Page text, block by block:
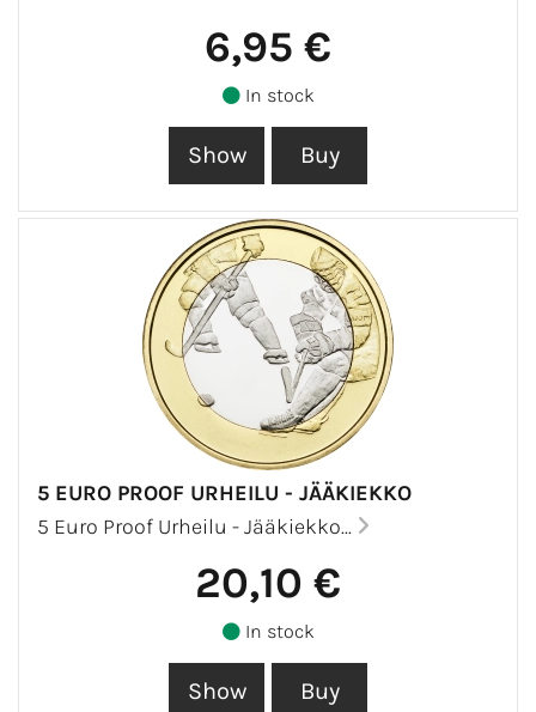
6,95 €
In stock
5 EURO PROOF URHEILU - JÄÄKIEKKO
5 Euro Proof Urheilu - Jääkiekko...
20,10 €
In stock